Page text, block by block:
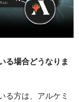
る場合どうなりま
る方は、アルケミ